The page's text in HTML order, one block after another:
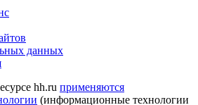
данных
hh.ru применяются
(информационные технологии